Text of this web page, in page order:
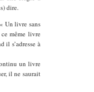
dire.
Un livre sans
même livre
il s’adresse à
un livre
il ne saurait